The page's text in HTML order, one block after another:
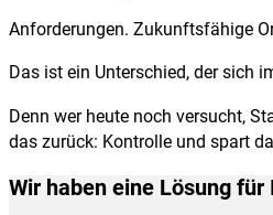
Anforderungen. Zukunftsfähige
Das ist ein Unterschied, der sich
Denn wer heute noch versucht,
das zurück: Kontrolle und spart
Wir haben eine Lösung für